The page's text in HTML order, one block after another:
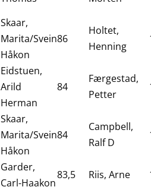
Skaar,
Marita/Svein
Håkon
86
Holtet,
Henning
Eidstuen,
Arild
Herman
84
Færgestad,
Petter
Skaar,
Marita/Svein
Håkon
84
Campbell,
Ralf D
Garder,
Carl-Haakon
83,5 Riis, Arne